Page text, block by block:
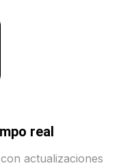
real
actualizaciones